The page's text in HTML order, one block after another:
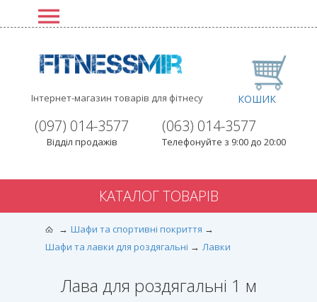
Інтернет-магазин товарів для фітнесу
(063) 014-3577
Телефонуйте з 9:00 до 20:00
(097) 014-3577
Відділ продажів
КОШИК
КАТАЛОГ ТОВАРІВ
Шафи та спортивні покриття
Шафи та лавки для роздягальні
Лавки
Лава для роздягальні 1 м